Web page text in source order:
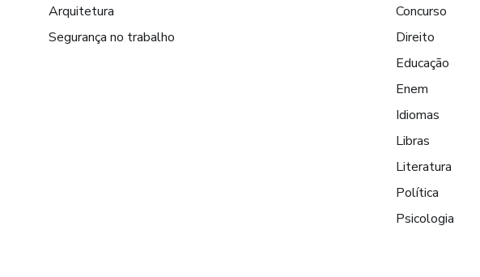
Arquitetura
Segurança no trabalho
Concurso
Direito
Educação
Enem
Idiomas
Libras
Literatura
Política
Psicologia